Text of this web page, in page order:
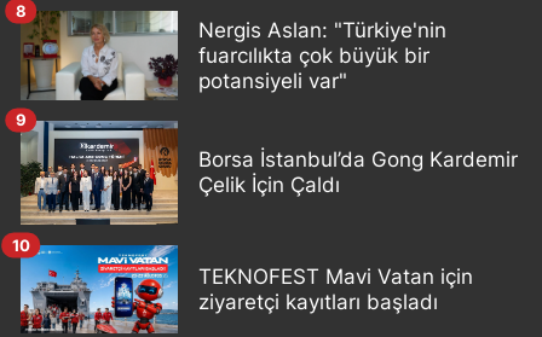
Nergis Aslan: "Türkiye'nin
fuarcılıkta çok büyük bir
potansiyeli var"
8
Borsa İstanbul’da Gong Kardemir
Çelik İçin Çaldı
9
TEKNOFEST Mavi Vatan için
ziyaretçi kayıtları başladı
10